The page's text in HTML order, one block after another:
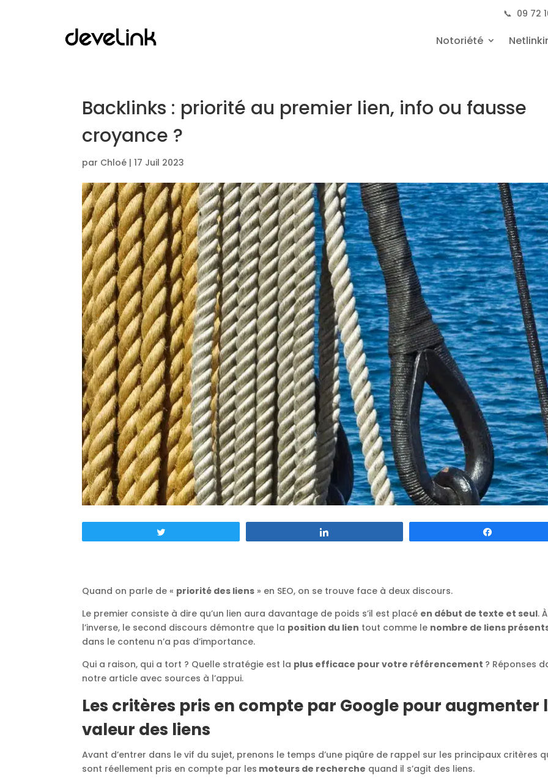
📞 09 72
Notoriété
Backlinks : priorité au premier lien, info ou fausse
croyance ?
par Chloé |17 Juil 2023
Quand on parle de « priorité des liens » en SEO, on se trouve face à deux discours.
Le premier consiste à dire qu’un lien aura davantage de poids s’il est placé en début de texte et seul. À
l’inverse, le second discours démontre que la position du lien tout comme le nombre de liens
dans le contenu n’a pas d’importance.
Qui a raison, qui a tort ? Quelle stratégie est la plus efficace pour votre référencement ? Réponses
notre article avec sources à l’appui.
Les critères pris en compte par Google pour augmenter
valeur des liens
Avant d’entrer dans le vif du sujet, prenons le temps d’une piqûre de rappel sur les principaux critères
sont réellement pris en compte par les moteurs de recherche quand il s’agit des liens.